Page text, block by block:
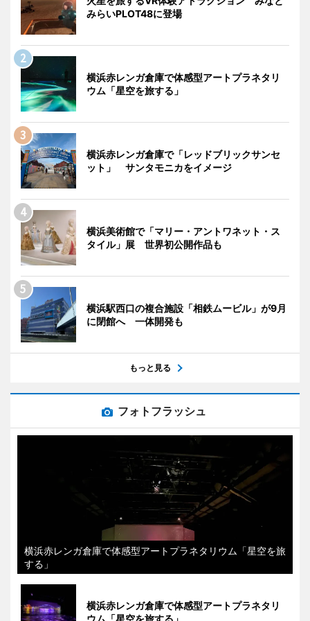
みらいPLOT48に登場
横浜赤レンガ倉庫で体感型アートプラネタリ
ウム「星空を旅する」
横浜赤レンガ倉庫で「レッドブリックサンセ
ット」 サンタモニカをイメージ
横浜美術館で「マリー・アントワネット・ス
タイル」展 世界初公開作品も
横浜駅西口の複合施設「相鉄ムービル」が9月
に閉館へ 一体開発も
もっと見る
フォトフラッシュ
横浜赤レンガ倉庫で体感型アートプラネタリウム「星空を旅
する」
横浜赤レンガ倉庫で体感型アートプラネタリ
ウム「星空を旅する」